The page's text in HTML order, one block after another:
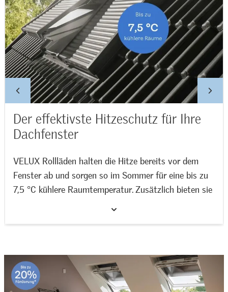
Der effektivste Hitzeschutz für Ihre
Dachfenster
VELUX Rollläden halten die Hitze bereits vor dem
Fenster ab und sorgen so im Sommer für eine bis zu
7,5 °C kühlere Raumtemperatur. Zusätzlich bieten sie